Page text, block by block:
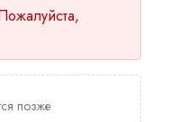
позже